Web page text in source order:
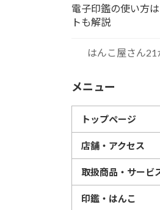
電子印鑑の使い方
トも解説
はんこ屋さん
メニュー
トップページ
店舗・アクセス
取扱商品・サービ
印鑑・はんこ